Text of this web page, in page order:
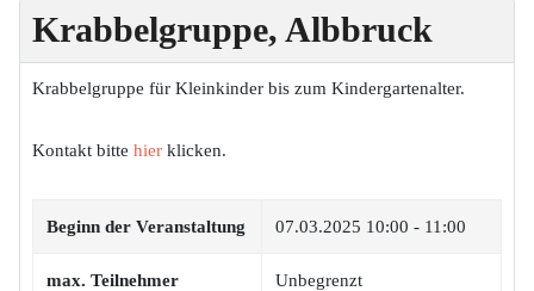
Krabbelgruppe, Albbruck
Krabbelgruppe für Kleinkinder bis zum Kindergartenalter.
Kontakt bitte hier klicken.
Beginn der Veranstaltung 07.03.2025 10:00 - 11:00
max. Teilnehmer Unbegrenzt